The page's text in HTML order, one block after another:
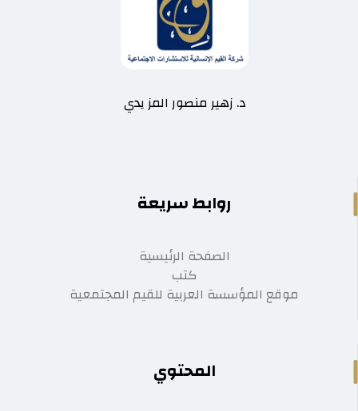
د. زهير منصور المز يدي
روابط سريعة
الصفحة الرئيسية
كتب
موقع المؤسسة العربية للقيم المجتمعية
المحتوي